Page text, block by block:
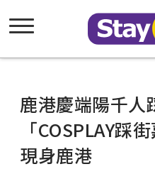
鹿港慶端陽千人
「COSPLAY踩
現身鹿港